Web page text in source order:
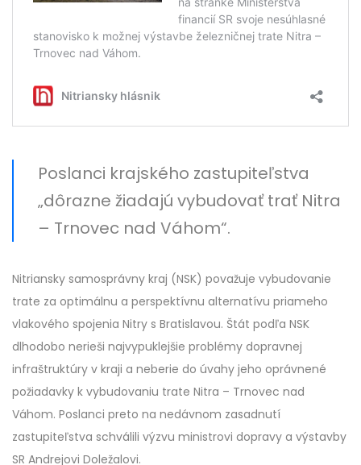
Poslanci krajského zastupiteľstva
„dôrazne žiadajú vybudovať trať Nitra
– Trnovec nad Váhom“.
Nitriansky samosprávny kraj (NSK) považuje vybudovanie
trate za optimálnu a perspektívnu alternatívu priameho
vlakového spojenia Nitry s Bratislavou. Štát podľa NSK
dlhodobo nerieši najvypuklejšie problémy dopravnej
infraštruktúry v kraji a neberie do úvahy jeho oprávnené
požiadavky k vybudovaniu trate Nitra – Trnovec nad
Váhom. Poslanci preto na nedávnom zasadnutí
zastupiteľstva schválili výzvu ministrovi dopravy a výstavby
SR Andrejovi Doležalovi.